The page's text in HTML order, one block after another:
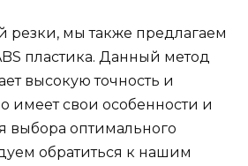
резки, мы также предлагаем
пластика. Данный метод
высокую точность и
имеет свои особенности и
выбора оптимального
обратиться к нашим